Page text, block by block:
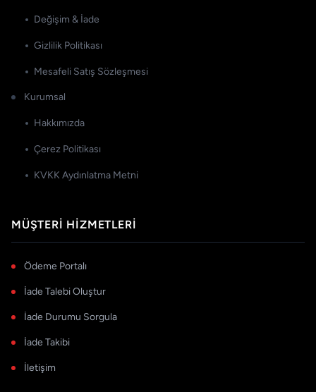
Değişim & İade
Gizlilik Politikası
Mesafeli Satış Sözleşmesi
Kurumsal
Hakkımızda
Çerez Politikası
KVKK Aydınlatma Metni
MÜŞTERI HIZMETLERI
Ödeme Portalı
İade Talebi Oluştur
İade Durumu Sorgula
İade Takibi
İletişim